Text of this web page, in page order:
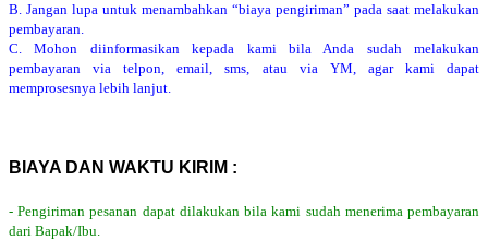
B. Jangan lupa untuk menambahkan “biaya pengiriman” pada saat melakukan
pembayaran.
C. Mohon diinformasikan kepada kami bila Anda sudah melakukan
pembayaran via telpon, email, sms, atau via YM, agar kami dapat
memprosesnya lebih lanjut.
BIAYA DAN WAKTU KIRIM :
- Pengiriman pesanan dapat dilakukan bila kami sudah menerima pembayaran
dari Bapak/Ibu.